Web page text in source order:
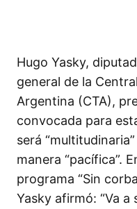
Hugo Yasky,
general de la
Argentina (CTA),
convocada para
será
manera “pacífica”.
programa “Sin
Yasky afirmó: “Va a